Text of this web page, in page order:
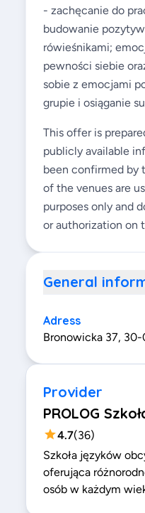
- zachęcanie do
budowanie
rówieśnikami;
pewności siebie
sobie z emocjami
grupie i osiąganie
This offer is
publicly available
been confirmed by
of the venues are
purposes only and
or authorization on
General
Adress
Bronowicka 37,
Provider
PROLOG
4.7(36)
Szkoła języków
oferująca
osób w każdym